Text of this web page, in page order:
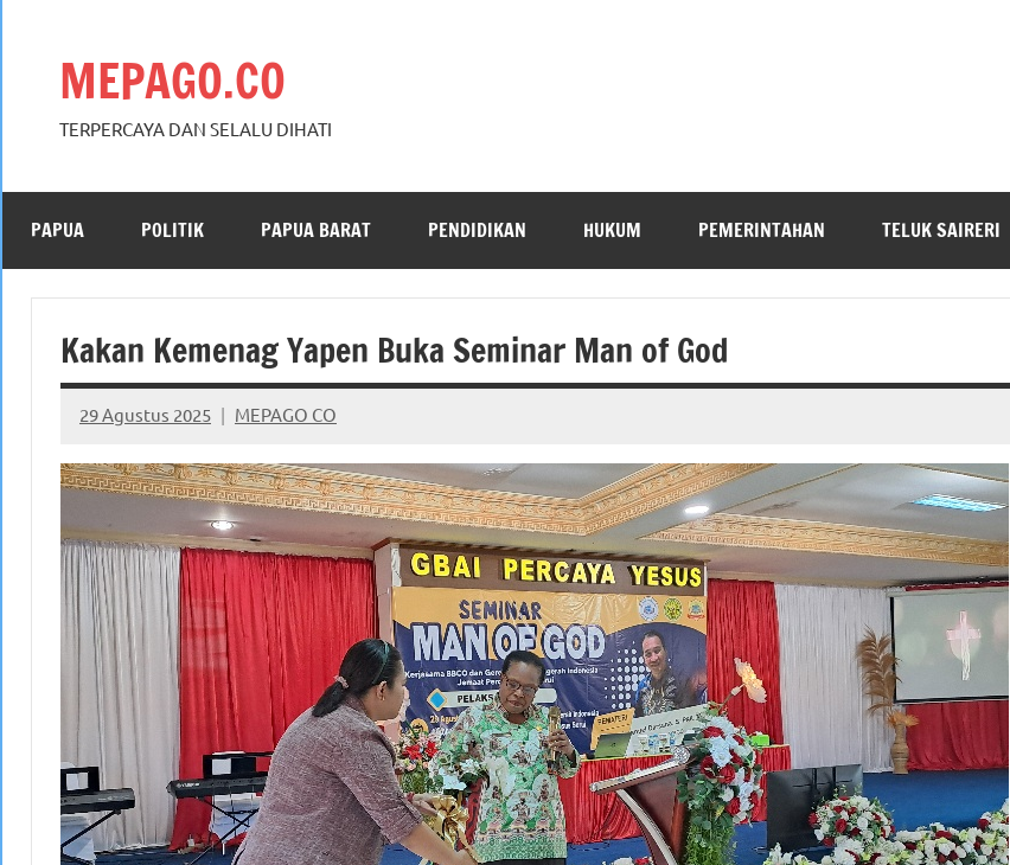
MEPAGO.CO
TERPERCAYA DAN SELALU DIHATI
PAPUA POLITIK PAPUA BARAT PENDIDIKAN HUKUM PEMERINTAHAN TELUK SAIRERI
Kakan Kemenag Yapen Buka Seminar Man of God
29 Agustus 2025 MEPAGO CO
No
comments